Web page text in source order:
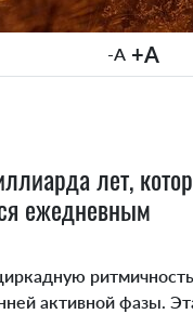
-A +A
лет,
ежедневным
активной фазы.